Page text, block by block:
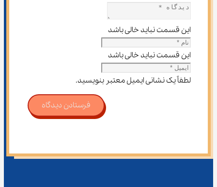
این قسمت نباید خالی باشد
این قسمت نباید خالی باشد
لطفاً یک نشانی ایمیل معتبر بنویسید.
فرستادن دیدگاه